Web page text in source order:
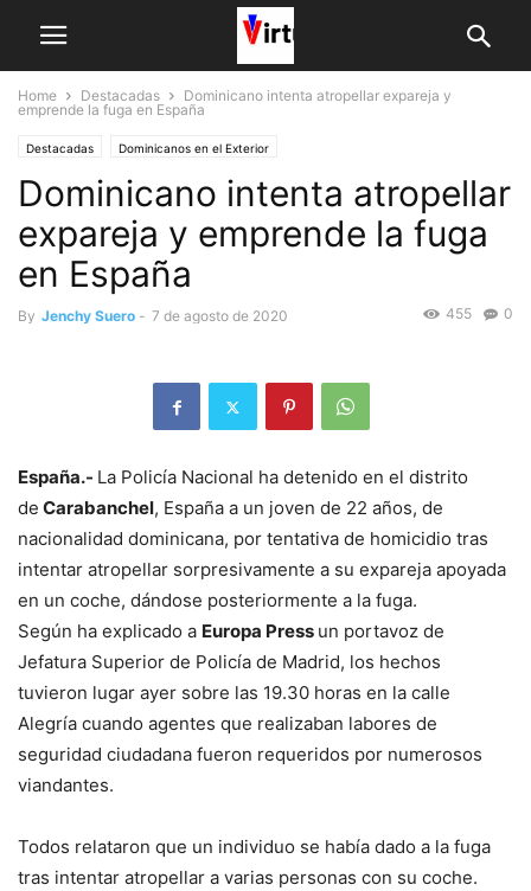
Home Destacadas
Dominicano intenta atropellar expareja y
emprende la fuga en España
Destacadas Dominicanos en el Exterior
Dominicano intenta atropellar
expareja y emprende la fuga
en España
By Jenchy Suero - 7 de agosto de 2020 0
455
España.- La Policía Nacional ha detenido en el distrito
de Carabanchel, España a un joven de 22 años, de
nacionalidad dominicana, por tentativa de homicidio tras
intentar atropellar sorpresivamente a su expareja apoyada
en un coche, dándose posteriormente a la fuga.
Según ha explicado a Europa Press un portavoz de
Jefatura Superior de Policía de Madrid, los hechos
tuvieron lugar ayer sobre las 19.30 horas en la calle
Alegría cuando agentes que realizaban labores de
seguridad ciudadana fueron requeridos por numerosos
viandantes.
Todos relataron que un individuo se había dado a la fuga
tras intentar atropellar a varias personas con su coche.